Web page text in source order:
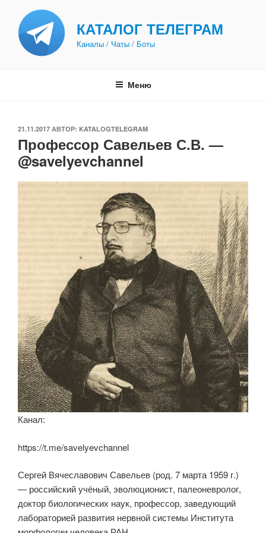
содержимому
КАТАЛОГ ТЕЛЕГРАМ
Каналы / Чаты / Боты
Меню
ОПУБЛИКОВАНО
21.11.2017 АВТОР: KATALOGTELEGRAM
Профессор Савельев С.В. —
@savelyevchannel
Канал:
https://t.me/savelyevchannel
Сергей Вячеславович Савельев (род. 7 марта 1959 г.)
— российский учёный, эволюционист, палеоневролог,
доктор биологических наук, профессор, заведующий
лабораторией развития нервной системы Института